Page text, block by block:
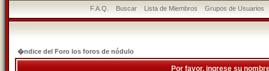
F.A.Q. Buscar Lista de Miembros Grupos de Usuarios
�ndice del Foro los foros de nódulo
Por favor, ingrese su